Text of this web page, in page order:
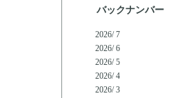
バックナンバー
2026/ 7
2026/ 6
2026/ 5
2026/ 4
2026/ 3